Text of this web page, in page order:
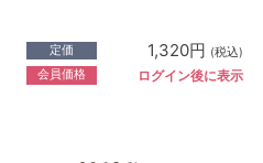
定価 1,320円 (税込)
会員価格 ログイン後に表示